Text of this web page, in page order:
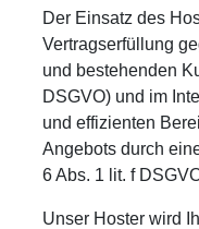
Der Einsatz des
Vertragserfüllung
und bestehenden
DSGVO) und im
und effizienten
Angebots durch
6 Abs. 1 lit. f
Unser Hoster wird